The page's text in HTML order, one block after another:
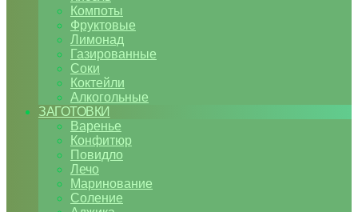
Компоты
Фруктовые
Лимонад
Газированные
Соки
Коктейли
Алкогольные
ЗАГОТОВКИ
Варенье
Конфитюр
Повидло
Лечо
Маринование
Соление